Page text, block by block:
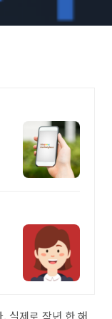
실제로 작년 한 해